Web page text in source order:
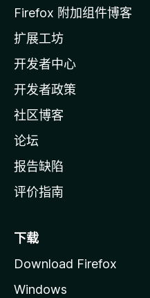
l
a
主
页
Firefox 附加组件博客
扩展工坊
开发者中心
开发者政策
社区博客
论坛
报告缺陷
评价指南
下载
Download Firefox
Windows